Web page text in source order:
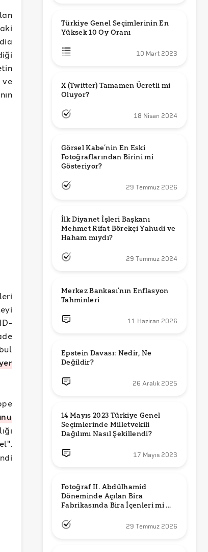
Türkiye Genel Seçimlerinin En
Yüksek 10 Oy Oranı
10 Mart 2023
X (Twitter) Tamamen Ücretli mi
Oluyor?
18 Nisan 2024
Görsel Kabe’nin En Eski
Fotoğraflarından Birini mi
Gösteriyor?
29 Temmuz 2026
İlk Diyanet İşleri Başkanı
Mehmet Rifat Börekçi Yahudi ve
Haham mıydı?
29 Temmuz 2024
Merkez Bankası’nın Enflasyon
Tahminleri
11 Haziran 2026
Epstein Davası: Nedir, Ne
Değildir?
26 Aralık 2025
14 Mayıs 2023 Türkiye Genel
Seçimlerinde Milletvekili
Dağılımı Nasıl Şekillendi?
17 Mayıs 2023
Fotoğraf II. Abdülhamid
Döneminde Açılan Bira
Fabrikasında Bira İçenleri mi
29 Temmuz 2026